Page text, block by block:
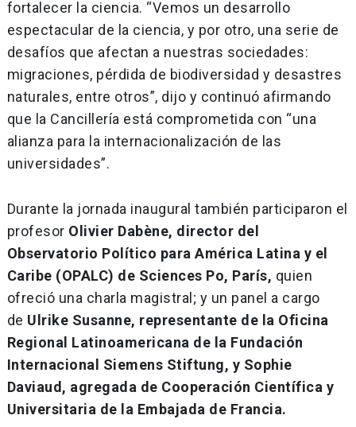
fortalecer la ciencia. “Vemos un desarrollo
espectacular de la ciencia, y por otro, una serie de
desafíos que afectan a nuestras sociedades:
migraciones, pérdida de biodiversidad y desastres
naturales, entre otros”, dijo y continuó afirmando
que la Cancillería está comprometida con “una
alianza para la internacionalización de las
universidades”.
Durante la jornada inaugural también participaron el
profesor Olivier Dabène, director del
Observatorio Político para América Latina y el
Caribe (OPALC) de Sciences Po, París, quien
ofreció una charla magistral; y un panel a cargo
de Ulrike Susanne, representante de la Oficina
Regional Latinoamericana de la Fundación
Internacional Siemens Stiftung, y Sophie
Daviaud, agregada de Cooperación Científica y
Universitaria de la Embajada de Francia.